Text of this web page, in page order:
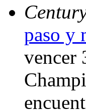
paso y
vencer